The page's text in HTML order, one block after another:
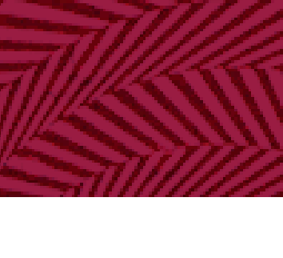
ゲ
ー
シ
ョ
ン